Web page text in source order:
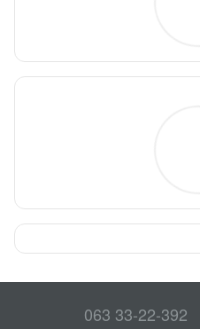
063 33-22-392